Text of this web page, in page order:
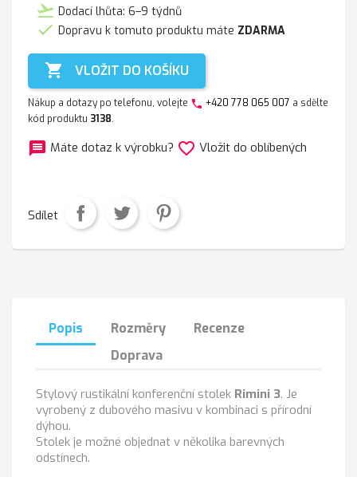
flight_takeoff Dodací lhůta: 6–9 týdnů
 Dopravu k tomuto produktu máte ZDARMA
 VLOŽIT DO KOŠÍKU
Nákup a dotazy po telefonu, volejte phone +420 778 065 007 a sdělte
kód produktu 3138.
message Máte dotaz k výrobku? favorite_border Vložit do oblíbených
Sdílet
Popis Rozměry
Recenze
Doprava
Stylový rustikální konferenční stolek Rimini 3. Je
vyrobený z dubového masivu v kombinaci s přírodní
dýhou.
Stolek je možné objednat v několika barevných
odstínech.